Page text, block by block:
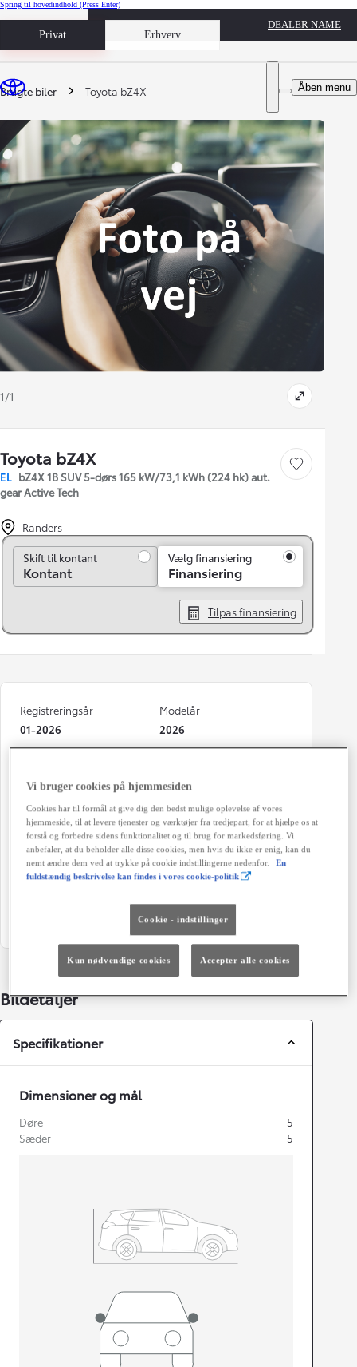
Spring til hovedindhold (Press Enter)
Privat Erhverv
Book prøvetur
DEALER NAME
Åben menu
Du er her
Brugte biler Toyota bZ4X
1/1
Toyota bZ4X
EL bZ4X 1B SUV 5-dørs 165 kW/73,1 kWh (224 hk) aut.
gear Active Tech
Gem bil
Randers
Skift til kontant
Skift til kontant
Kontant
Vælg finansiering
Finansiering
Tilpas finansiering
Registreringsår
01-2026
Modelår
2026
Karosseri
SUV 5-dørs
Hestekræfter
224 HK
Geartype
Automatisk gearkasse
Døre
5
Bildetaljer
Specifikationer
Dimensioner og mål
Døre
5
Sæder
5
Vi bruger cookies på hjemmesiden
Cookies har til formål at give dig den bedst mulige oplevelse af vores
hjemmeside, til at levere tjenester og værktøjer fra tredjepart, for at hjælpe os at
forstå og forbedre sidens funktionalitet og til brug for markedsføring. Vi
anbefaler, at du beholder alle disse cookies, men hvis du ikke er enig, kan du
nemt ændre dem ved at trykke på cookie indstillingerne nedenfor.
En
fuldstændig beskrivelse kan findes i vores cookie-politik
Cookie - indstillinger
Kun nødvendige cookies Accepter alle cookies